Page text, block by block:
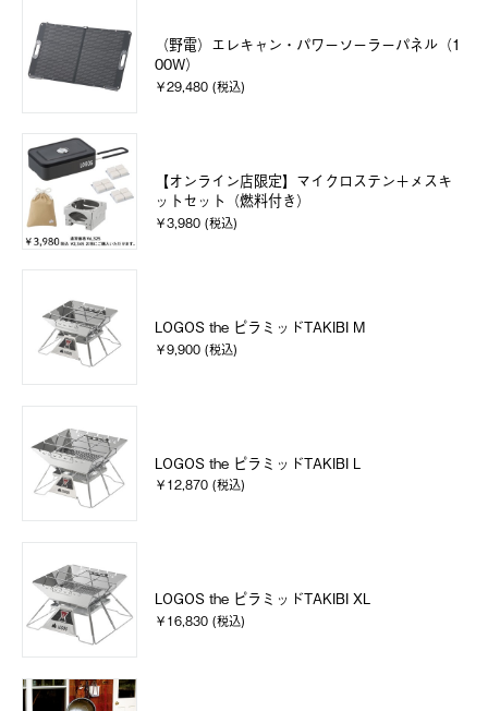
（野電）エレキャン・パワーソーラーパネル（1
00W）
￥29,480 (税込)
【オンライン店限定】マイクロステン＋メスキ
ットセット（燃料付き）
￥3,980 (税込)
LOGOS the ピラミッドTAKIBI M
￥9,900 (税込)
LOGOS the ピラミッドTAKIBI L
￥12,870 (税込)
LOGOS the ピラミッドTAKIBI XL
￥16,830 (税込)